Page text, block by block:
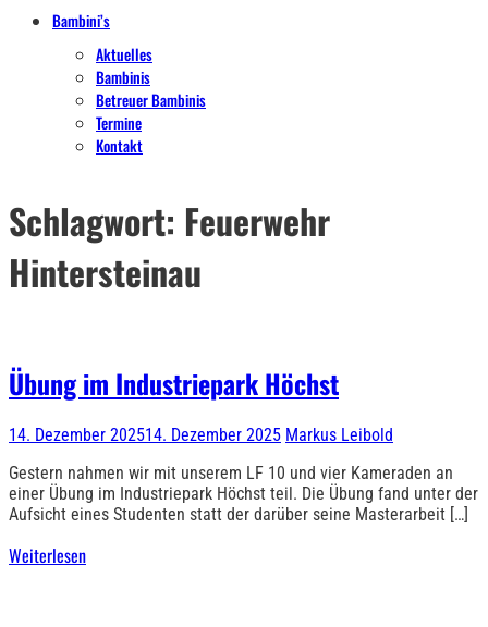
Bambini’s
Aktuelles
Bambinis
Betreuer Bambinis
Termine
Kontakt
Schlagwort: Feuerwehr
Hintersteinau
Übung im Industriepark Höchst
14. Dezember 202514. Dezember 2025 Markus Leibold
Gestern nahmen wir mit unserem LF 10 und vier Kameraden an
einer Übung im Industriepark Höchst teil. Die Übung fand unter der
Aufsicht eines Studenten statt der darüber seine Masterarbeit […]
Weiterlesen